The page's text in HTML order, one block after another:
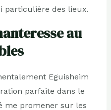
particulière des lieux.
au
Eguisheim
parfaite dans le
me promener sur les